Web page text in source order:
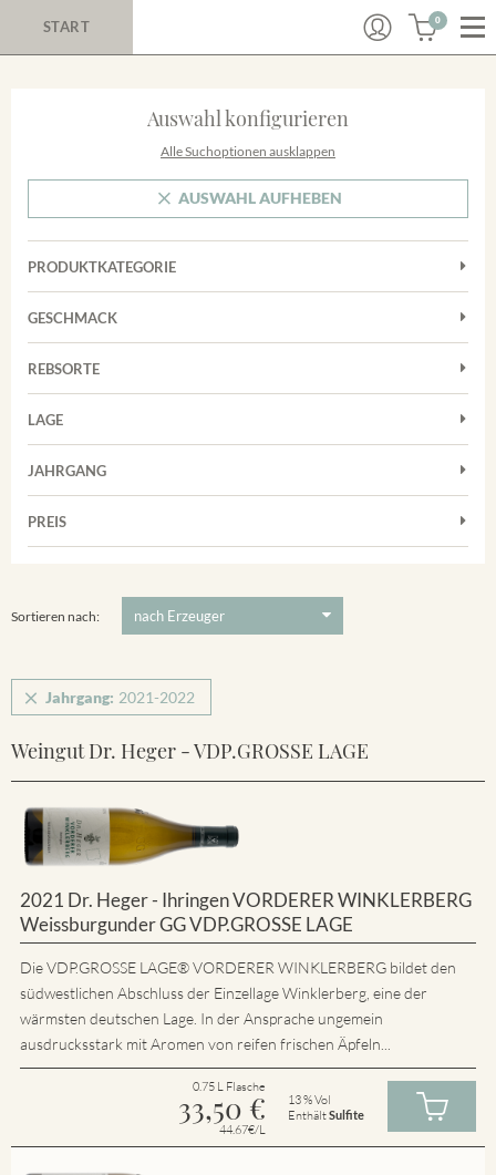
START 0
Auswahl konfigurieren
Alle Suchoptionen ausklappen
AUSWAHL AUFHEBEN
PRODUKTKATEGORIE
Cuvées
Rosé
Weißwein
GESCHMACK
Trocken
REBSORTE
Chardonnay
Grauburgunder
Riesling
LAGE
Achkarrer Schlossberg
Vorderer Winklerberg
Winklerberg Hinter Winklen
JAHRGANG
PREIS
Sortieren nach:
Jahrgang: 2021-2022
Weingut Dr. Heger - VDP.GROSSE LAGE
2021 Dr. Heger - Ihringen VORDERER WINKLERBERG
Weissburgunder GG VDP.GROSSE LAGE
Die VDP.GROSSE LAGE® VORDERER WINKLERBERG bildet den
südwestlichen Abschluss der Einzellage Winklerberg, eine der
wärmsten deutschen Lage. In der Ansprache ungemein
ausdrucksstark mit Aromen von reifen frischen Äpfeln...
0.75 L Flasche
33,50 €
44.67€/L
13 % Vol
EnthältSulfite